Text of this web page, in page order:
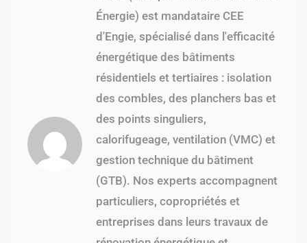
GC2E
GC2E (Groupe Certificat Économie
Énergie) est mandataire CEE
d'Engie, spécialisé dans l'efficacité
énergétique des bâtiments
résidentiels et tertiaires : isolation
des combles, des planchers bas et